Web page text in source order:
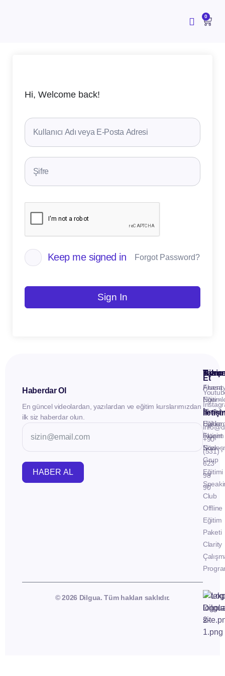
0
Hi, Welcome back!
Keep me signed in Forgot Password?
Sign In
Haberdar Ol
En güncel videolardan, yazılardan ve eğitim kurslarımızdan
ilk siz haberdar olun.
HABER AL
İletişim
Fluent
Now -
Birebir
Eğitim
Fluent
Now -
Grup
Eğitimi
Club
Offline
Eğitim
Paketi
Clarity
Takip
Et
+90
(531)
623
98
90
© 2026 Dilgua. Tüm hakları saklıdır.